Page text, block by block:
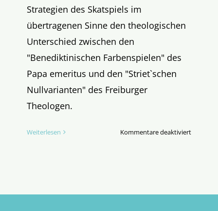
Strategien des Skatspiels im
übertragenen Sinne den theologischen
Unterschied zwischen den
"Benediktinischen Farbenspielen" des
Papa emeritus und den "Striet`schen
Nullvarianten" des Freiburger
Theologen.
Weiterlesen Kommentare deaktiviertfür